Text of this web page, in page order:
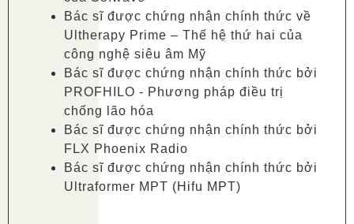
Bác sĩ được chứng nhận chính thức về
Ultherapy Prime – Thế hệ thứ hai của
công nghệ siêu âm Mỹ
Bác sĩ được chứng nhận chính thức bởi
PROFHILO - Phương pháp điều trị
chống lão hóa
Bác sĩ được chứng nhận chính thức bởi
FLX Phoenix Radio
Bác sĩ được chứng nhận chính thức bởi
Ultraformer MPT (Hifu MPT)